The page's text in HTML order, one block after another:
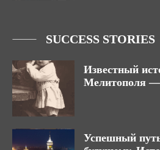
SUCCESS STORIES
Известный
Мелитополя
Успешный